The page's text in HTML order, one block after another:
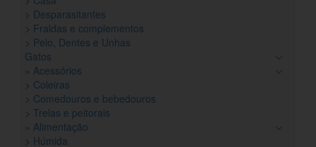
> Desparasitantes
> Fraldas e complementos
> Pelo, Dentes e Unhas
Gatos
» Acessórios
> Coleiras
> Comedouros e bebedouros
> Trelas e peitorais
» Alimentação
> Húmida